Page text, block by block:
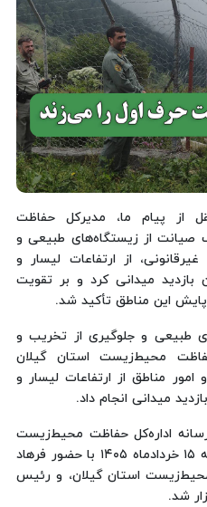
از پیام ما، مدیرکل حفاظت
از زیستگاه‌های طبیعی و
از ارتفاعات لیسار و
بازدید میدانی کرد و بر تقویت
این مناطق تأکید شد.
طبیعی و جلوگیری از تخریب و
محیط‌زیست استان گیلان
امور مناطق از ارتفاعات لیسار و
میدانی انجام داد.
اداره‌کل حفاظت محیط‌زیست
استان گیلان، این بازدید روز جمعه ۱۵ خردادماه ۱۴۰۵ با حضور فرهاد
استان گیلان، و رئیس
شد.